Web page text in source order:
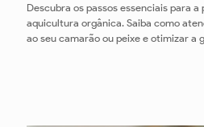
Descubra os passos essenciais para
aquicultura orgânica. Saiba como
ao seu camarão ou peixe e otimizar a